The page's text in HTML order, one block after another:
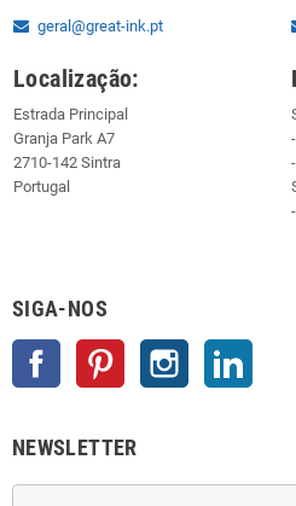
geral@great-ink.pt
Localização:
Estrada Principal
Granja Park A7
2710-142 Sintra
Portugal
SIGA-NOS
Facebook Pinterest Instagram
NEWSLETTER